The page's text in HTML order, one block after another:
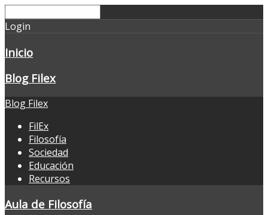
Login
Inicio
Blog Filex
Blog Filex
FilEx
Filosofía
Sociedad
Educación
Recursos
Aula de Filosofía